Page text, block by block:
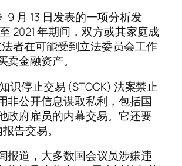
9 月 13 日发表的一项分析发
2021 年期间，双方或其家庭成
法者在可能受到立法委员会工作
卖金融资产。
识停止交易 (STOCK) 法案禁止
非公开信息谋取私利，包括国
政府雇员的内幕交易。它还要
告交易。
报道，大多数国会议员涉嫌违